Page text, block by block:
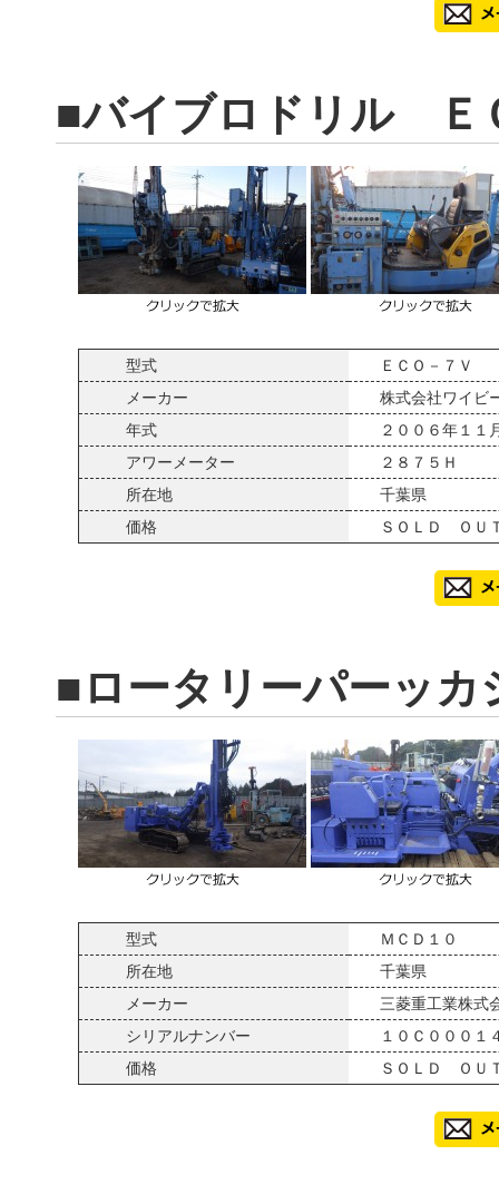
■バイブロドリル Ｅ
型式
ＥＣＯ－７Ｖ
メーカー
株式会社ワイビ
年式
２００６年１１
アワーメーター
２８７５Ｈ
所在地
千葉県
価格
ＳＯＬＤ ＯＵ
■ロータリーパーッ
型式
ＭＣＤ１０
所在地
千葉県
メーカー
三菱重工業株式
シリアルナンバー
１０Ｃ０００１
価格
ＳＯＬＤ ＯＵ